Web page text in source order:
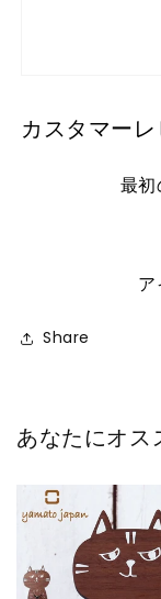
カスタマー
最初
Share
あなたにオス